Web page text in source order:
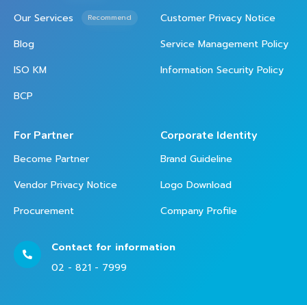
Our Services Recommend
Blog
ISO KM
BCP
Customer Privacy Notice
Service Management Policy
Information Security Policy
For Partner
Become Partner
Vendor Privacy Notice
Procurement
Corporate Identity
Brand Guideline
Logo Download
Company Profile
Contact for information
02 - 821 - 7999